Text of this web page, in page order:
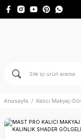
Anasayfa Kalıcı Makyaj-